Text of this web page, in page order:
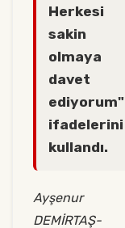
Herkesi
sakin
olmaya
davet
ediyorum"
ifadelerini
kullandı.
Ayşenur
DEMİRTAŞ-